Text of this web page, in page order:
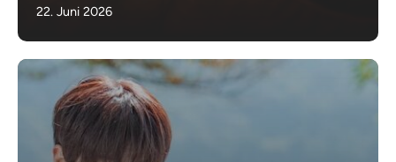
22. Juni 2026